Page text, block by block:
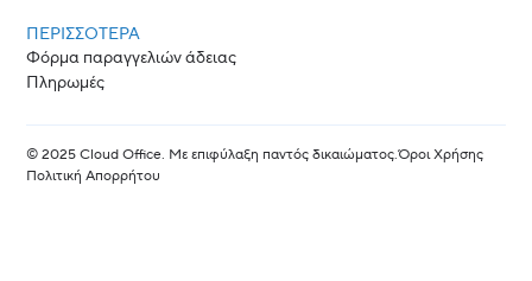
ΠΕΡΙΣΣΟΤΕΡΑ
Φόρμα παραγγελιών άδειας
Πληρωμές
© 2025 Cloud Office. Με επιφύλαξη παντός δικαιώματος.Όροι Χρήσης
Πολιτική Απορρήτου